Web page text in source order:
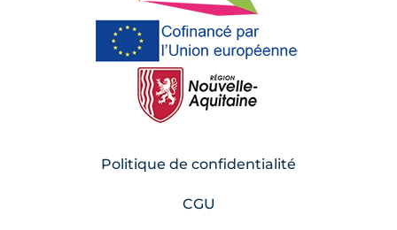
Politique de confidentialité
CGU